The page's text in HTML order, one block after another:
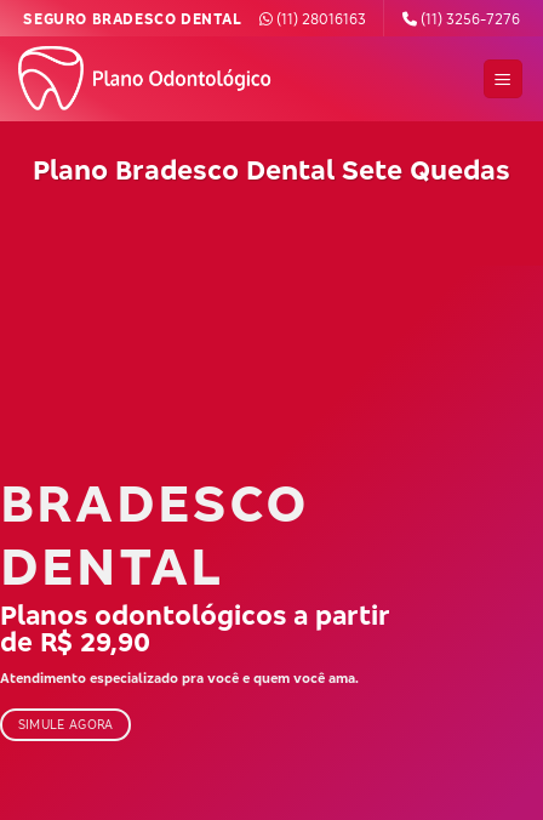
Skip
content
SEGURO BRADESCO DENTAL (11) 28016163 (11) 3256-7276
Plano Bradesco Dental Sete Quedas
BRADESCO
DENTAL
Planos odontológicos a partir
de R$ 29,90
Atendimento especializado pra você e quem você ama.
SIMULE AGORA